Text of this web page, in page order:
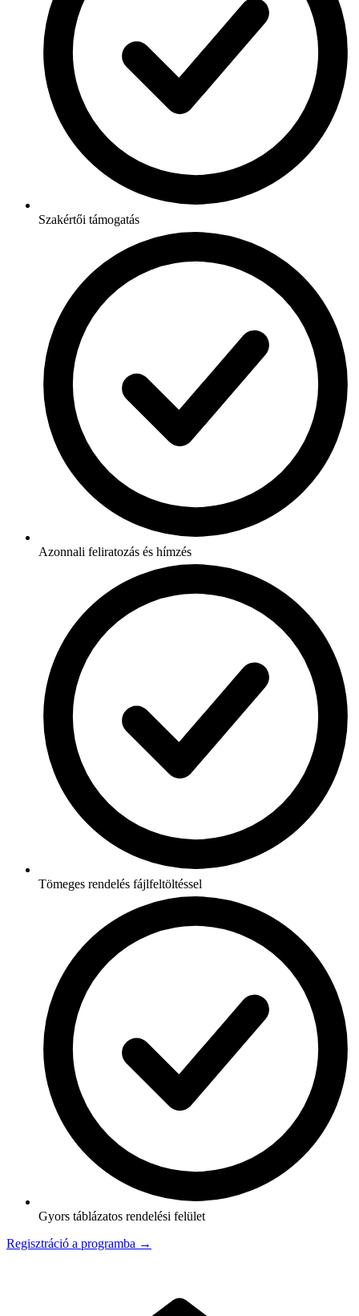
Szakértői támogatás
Azonnali feliratozás és hímzés
Tömeges rendelés fájlfeltöltéssel
Gyors táblázatos rendelési felület
Regisztráció a programba →